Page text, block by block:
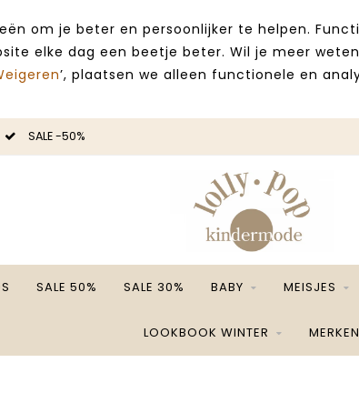
om je beter en persoonlijker te helpen.
elke dag een beetje beter. Wil je meer
’, plaatsen we alleen functionele en
SALE -50%
SALE 50% SALE 30% BABY MEISJES
LOOKBOOK WINTER MERKEN